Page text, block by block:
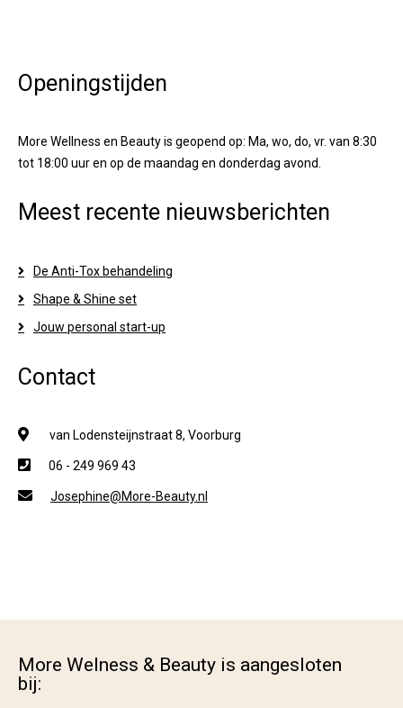
Openingstijden
More Wellness en Beauty is geopend op: Ma, wo, do, vr. van 8:30
tot 18:00 uur en op de maandag en donderdag avond.
Meest recente nieuwsberichten
De Anti-Tox behandeling
Shape & Shine set
Jouw personal start-up
Contact
van Lodensteijnstraat 8, Voorburg
06 - 249 969 43
Josephine@More-Beauty.nl
More Welness & Beauty is aangesloten
bij: